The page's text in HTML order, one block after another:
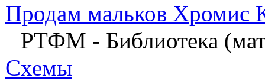
Продам мальков Хромис
РТФМ - Библиотека
Схемы